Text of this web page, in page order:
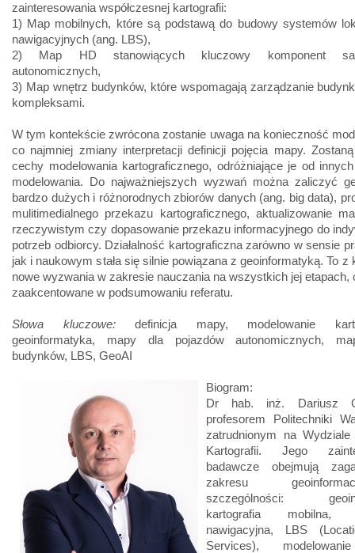
zainteresowania współczesnej kartografii:
1) Map mobilnych, które są podstawą do budowy systemów
nawigacyjnych (ang. LBS),
2) Map HD stanowiących kluczowy komponent
autonomicznych,
3) Map wnętrz budynków, które wspomagają zarządzanie
kompleksami.
W tym kontekście zwrócona zostanie uwaga na konieczność
co najmniej zmiany interpretacji definicji pojęcia mapy.
cechy modelowania kartograficznego, odróżniające je od
modelowania. Do najważniejszych wyzwań można zaliczyć
bardzo dużych i różnorodnych zbiorów danych (ang. big data),
mulitimedialnego przekazu kartograficznego, aktualizowanie
rzeczywistym czy dopasowanie przekazu informacyjnego do
potrzeb odbiorcy. Działalność kartograficzna zarówno w sensie
jak i naukowym stała się silnie powiązana z geoinformatyką. To z
nowe wyzwania w zakresie nauczania na wszystkich jej etapach,
zaakcentowane w podsumowaniu referatu.
Słowa kluczowe:definicja mapy, modelowanie
geoinformatyka, mapy dla pojazdów autonomicznych,
budynków, LBS, GeoAI
Biogram:
Dr hab. inż. Dariusz
profesorem Politechniki
zatrudnionym na
Kartografii. Jego
badawcze obejmują
zakresu
szczególności:
kartografia mobilna,
nawigacyjna, LBS
Services),